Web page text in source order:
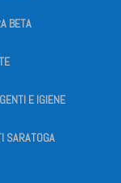
BETA
E IGIENE
SARATOGA